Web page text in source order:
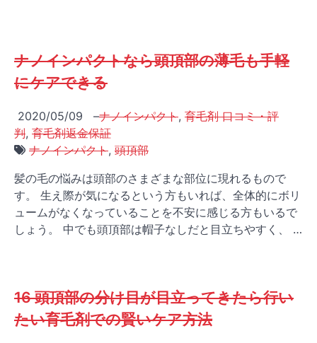
ナノインパクトなら頭頂部の薄毛も手軽
にケアできる
2020/05/09 –ナノインパクト, 育毛剤 口コミ・評
判, 育毛剤返金保証
ナノインパクト, 頭頂部
髪の毛の悩みは頭部のさまざまな部位に現れるもので
す。 生え際が気になるという方もいれば、全体的にボリ
ュームがなくなっていることを不安に感じる方もいるで
しょう。 中でも頭頂部は帽子なしだと目立ちやすく、 …
16 頭頂部の分け目が目立ってきたら行い
たい育毛剤での賢いケア方法